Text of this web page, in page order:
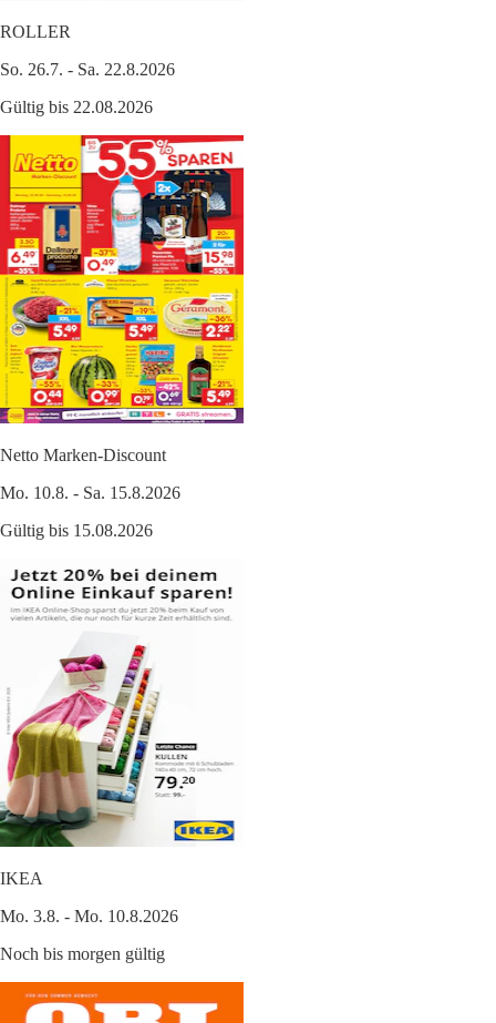
ROLLER
So. 26.7. - Sa. 22.8.2026
Gültig bis 22.08.2026
Netto Marken-Discount
Mo. 10.8. - Sa. 15.8.2026
Gültig bis 15.08.2026
IKEA
Mo. 3.8. - Mo. 10.8.2026
Noch bis morgen gültig